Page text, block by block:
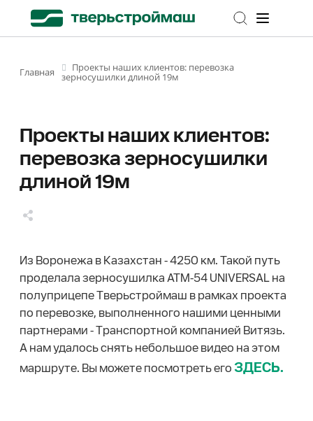
Главная Проекты наших клиентов: перевозка
зерносушилки длиной 19м
Проекты наших клиентов:
перевозка зерносушилки
длиной 19м
Из Воронежа в Казахстан - 4250 км. Такой путь
проделала зерносушилка АТМ-54 UNIVERSAL на
полуприцепе Тверьстроймаш в рамках проекта
по перевозке, выполненного нашими ценными
партнерами - Транспортной компанией Витязь.
А нам удалось снять небольшое видео на этом
маршруте. Вы можете посмотреть его ЗДЕСЬ.